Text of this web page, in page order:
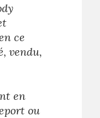
ce
vendu,
en
ou